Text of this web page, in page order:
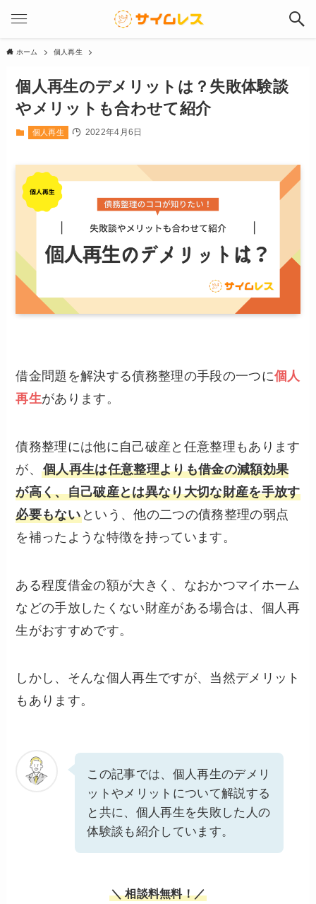
ホーム 個人再生
個人再生のデメリットは？失敗体験談
やメリットも合わせて紹介
個人再生 2022年4月6日
借金問題を解決する債務整理の手段の一つに個人
再生があります。
債務整理には他に自己破産と任意整理もあります
が、個人再生は任意整理よりも借金の減額効果
が高く、自己破産とは異なり大切な財産を手放す
必要もない という、他の二つの債務整理の弱点
を補ったような特徴を持っています。
ある程度借金の額が大きく、なおかつマイホーム
などの手放したくない財産がある場合は、個人再
生がおすすめです。
しかし、そんな個人再生ですが、当然デメリット
もあります。
この記事では、個人再生のデメリ
ットやメリットについて解説する
と共に、個人再生を失敗した人の
体験談も紹介しています。
＼ 相談料無料！／